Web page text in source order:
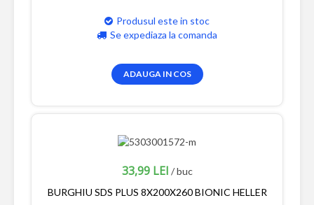
Produsul este in stoc
Se expediaza la comanda
ADAUGA IN COS
33,99 LEI / buc
BURGHIU SDS PLUS 8X200X260 BIONIC HELLER